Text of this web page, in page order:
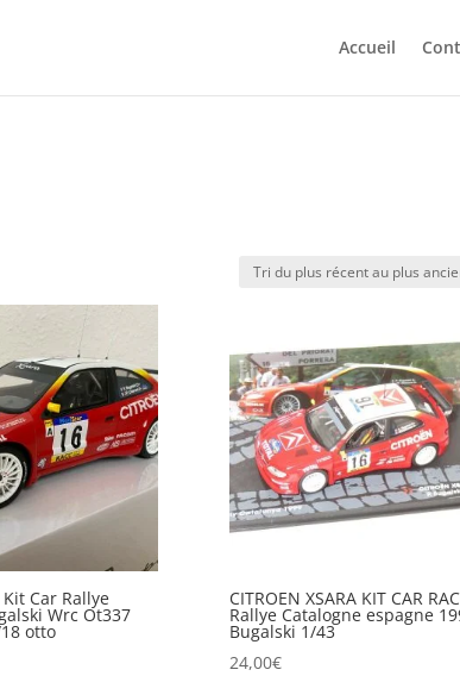
Accueil
Car Rallye
Wrc Ot337
otto
CITROEN XSARA KIT CAR
Rallye Catalogne espagne
Bugalski 1/43
24,00€